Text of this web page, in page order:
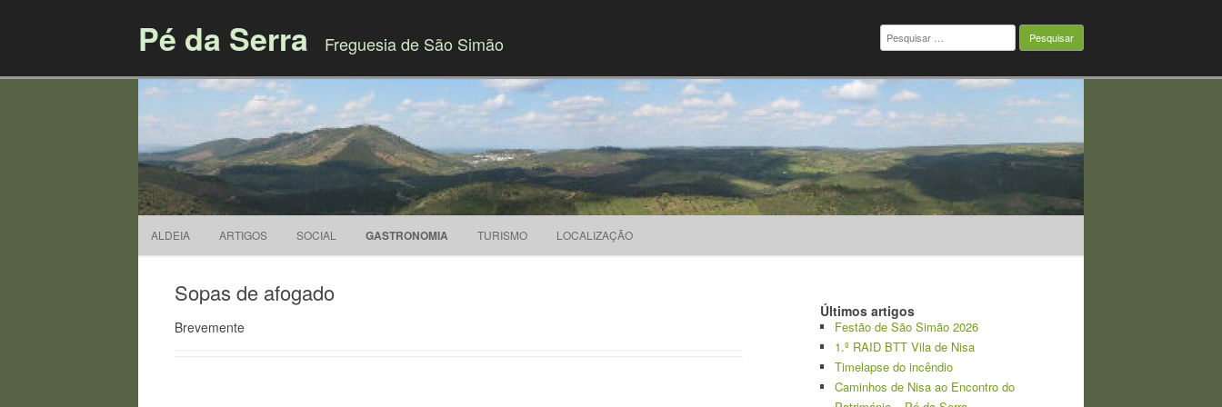
Pé da Serra Freguesia de São Simão
Pesquisar
por:
ALDEIA ARTIGOS SOCIAL GASTRONOMIA TURISMO LOCALIZAÇÃO
Sopas de afogado
Brevemente
Últimos artigos
Festão de São Simão 2026
1.º RAID BTT Vila de Nisa
Timelapse do incêndio
Caminhos de Nisa ao Encontro do